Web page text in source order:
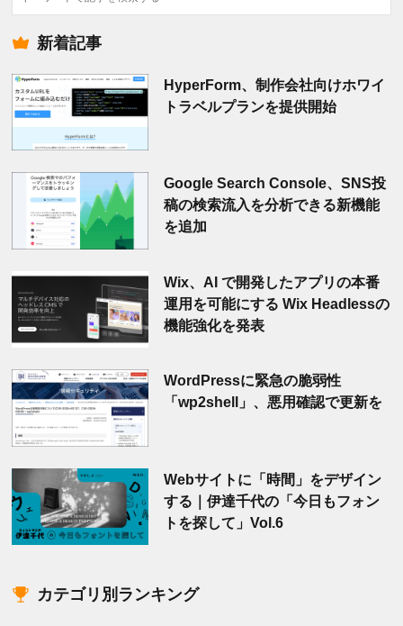
索
新着記事
HyperForm、制作会社向けホワイ
トラベルプランを提供開始
Google Search Console、SNS投
稿の検索流入を分析できる新機能
を追加
Wix、AI で開発したアプリの本番
運用を可能にする Wix Headlessの
機能強化を発表
WordPressに緊急の脆弱性
「wp2shell」、悪用確認で更新を
Webサイトに「時間」をデザイン
する｜伊達千代の「今日もフォン
トを探して」Vol.6
カテゴリ別ランキング